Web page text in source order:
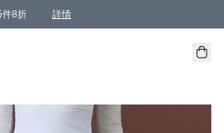
件8折 詳情
HKD 20.00；買2件或以上減HKD 60.00；買3件